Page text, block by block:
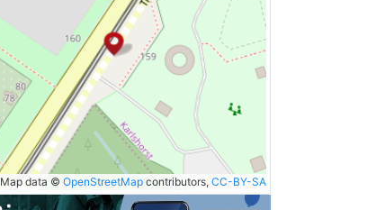
Map data © OpenStreetMap contributors, CC-BY-SA